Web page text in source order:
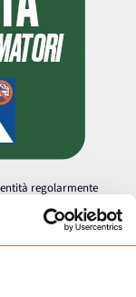
regolarmente
online di